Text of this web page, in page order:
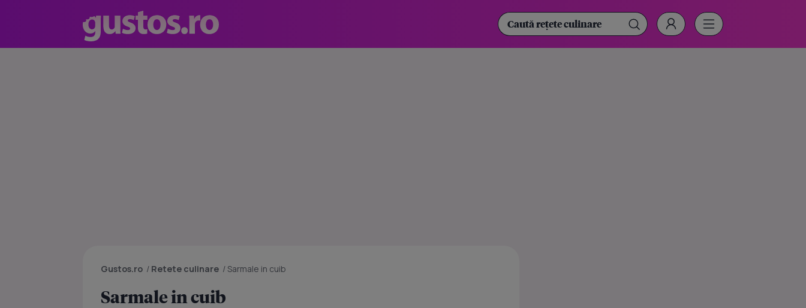
Gustos.ro / Retete culinare /Sarmale in cuib
Sarmale in cuib